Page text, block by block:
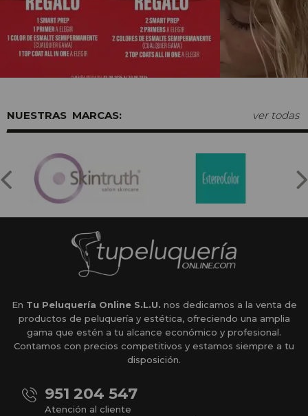
MARCAS: ver todas
En Tu Peluquería Online S.L.U. nos dedicamos a la venta de
productos de peluquería y estética, ofreciendo una amplia
gama que estén a tu alcance económico y profesional.
Contamos con precios competitivos y estamos siempre a tu
disposición.
951 204 547
Atención al cliente